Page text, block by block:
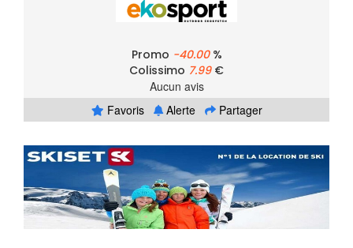
Promo -40.00%
Colissimo 7.99€
Aucun avis
Favoris
Alerte Partager